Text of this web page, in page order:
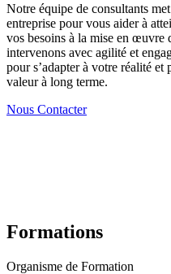
Notre équipe de consultants
entreprise pour vous aider à
vos besoins à la mise en œuvre
intervenons avec agilité et
pour s’adapter à votre réalité
valeur à long terme.
Nous Contacter
Formations
Organisme de Formation